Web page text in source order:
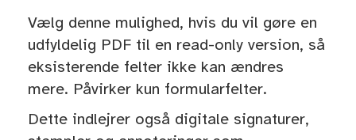
Vælg denne mulighed, hvis du vil gøre en
udfyldelig PDF til en read-only version, så
eksisterende felter ikke kan ændres
mere. Påvirker kun formularfelter.
Dette indlejrer også digitale signaturer,